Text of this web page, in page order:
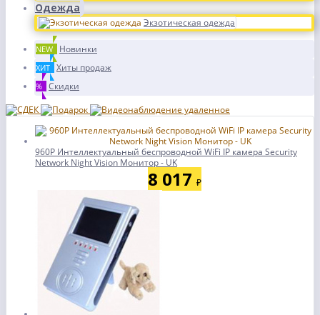
Одежда
Экзотическая одежда
NEW Новинки
ХИТ Хиты продаж
% Скидки
960P Интеллектуальный беспроводной WiFi IP камера Security
Network Night Vision Монитор - UK
8 017 ₽